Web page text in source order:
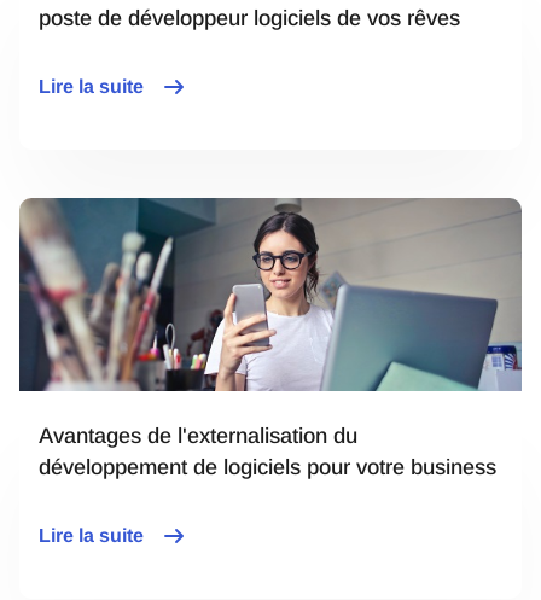
poste de développeur logiciels de vos rêves
Lire la suite
Avantages de l'externalisation du
développement de logiciels pour votre business
Lire la suite